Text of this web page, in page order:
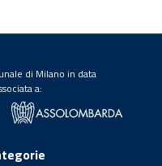
di Milano in data
a: